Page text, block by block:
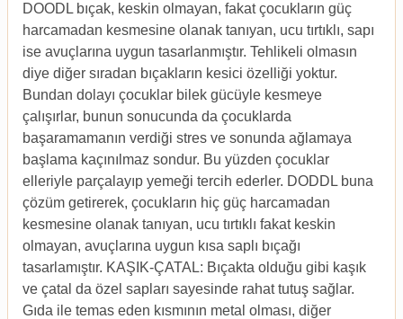
DOODL bıçak, keskin olmayan, fakat çocukların güç
harcamadan kesmesine olanak tanıyan, ucu tırtıklı, sapı
ise avuçlarına uygun tasarlanmıştır. Tehlikeli olmasın
diye diğer sıradan bıçakların kesici özelliği yoktur.
Bundan dolayı çocuklar bilek gücüyle kesmeye
çalışırlar, bunun sonucunda da çocuklarda
başaramamanın verdiği stres ve sonunda ağlamaya
başlama kaçınılmaz sondur. Bu yüzden çocuklar
elleriyle parçalayıp yemeği tercih ederler. DODDL buna
çözüm getirerek, çocukların hiç güç harcamadan
kesmesine olanak tanıyan, ucu tırtıklı fakat keskin
olmayan, avuçlarına uygun kısa saplı bıçağı
tasarlamıştır. KAŞIK-ÇATAL: Bıçakta olduğu gibi kaşık
ve çatal da özel sapları sayesinde rahat tutuş sağlar.
Gıda ile temas eden kısmının metal olması, diğer